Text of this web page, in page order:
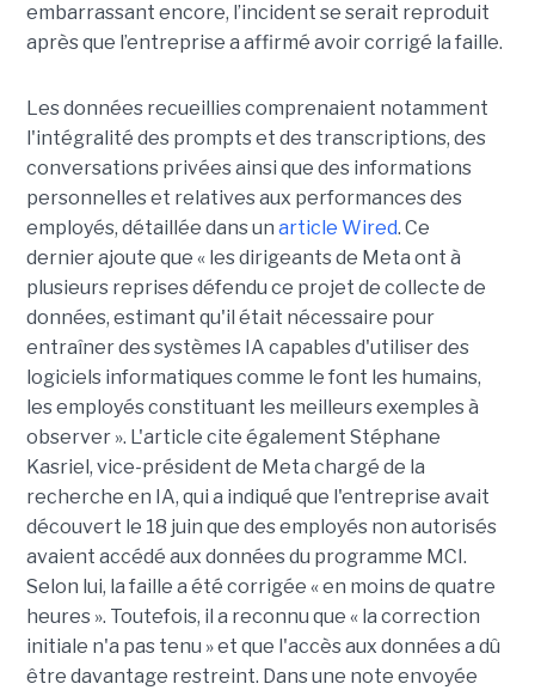
embarrassant encore, l’incident se serait reproduit
après que l’entreprise a affirmé avoir corrigé la faille.
Les données recueillies comprenaient notamment
l'intégralité des prompts et des transcriptions, des
conversations privées ainsi que des informations
personnelles et relatives aux performances des
employés, détaillée dans un article Wired. Ce
dernier ajoute que « les dirigeants de Meta ont à
plusieurs reprises défendu ce projet de collecte de
données, estimant qu'il était nécessaire pour
entraîner des systèmes IA capables d'utiliser des
logiciels informatiques comme le font les humains,
les employés constituant les meilleurs exemples à
observer ». L'article cite également Stéphane
Kasriel, vice-président de Meta chargé de la
recherche en IA, qui a indiqué que l'entreprise avait
découvert le 18 juin que des employés non autorisés
avaient accédé aux données du programme MCI.
Selon lui, la faille a été corrigée « en moins de quatre
heures ». Toutefois, il a reconnu que « la correction
initiale n'a pas tenu » et que l'accès aux données a dû
être davantage restreint. Dans une note envoyée